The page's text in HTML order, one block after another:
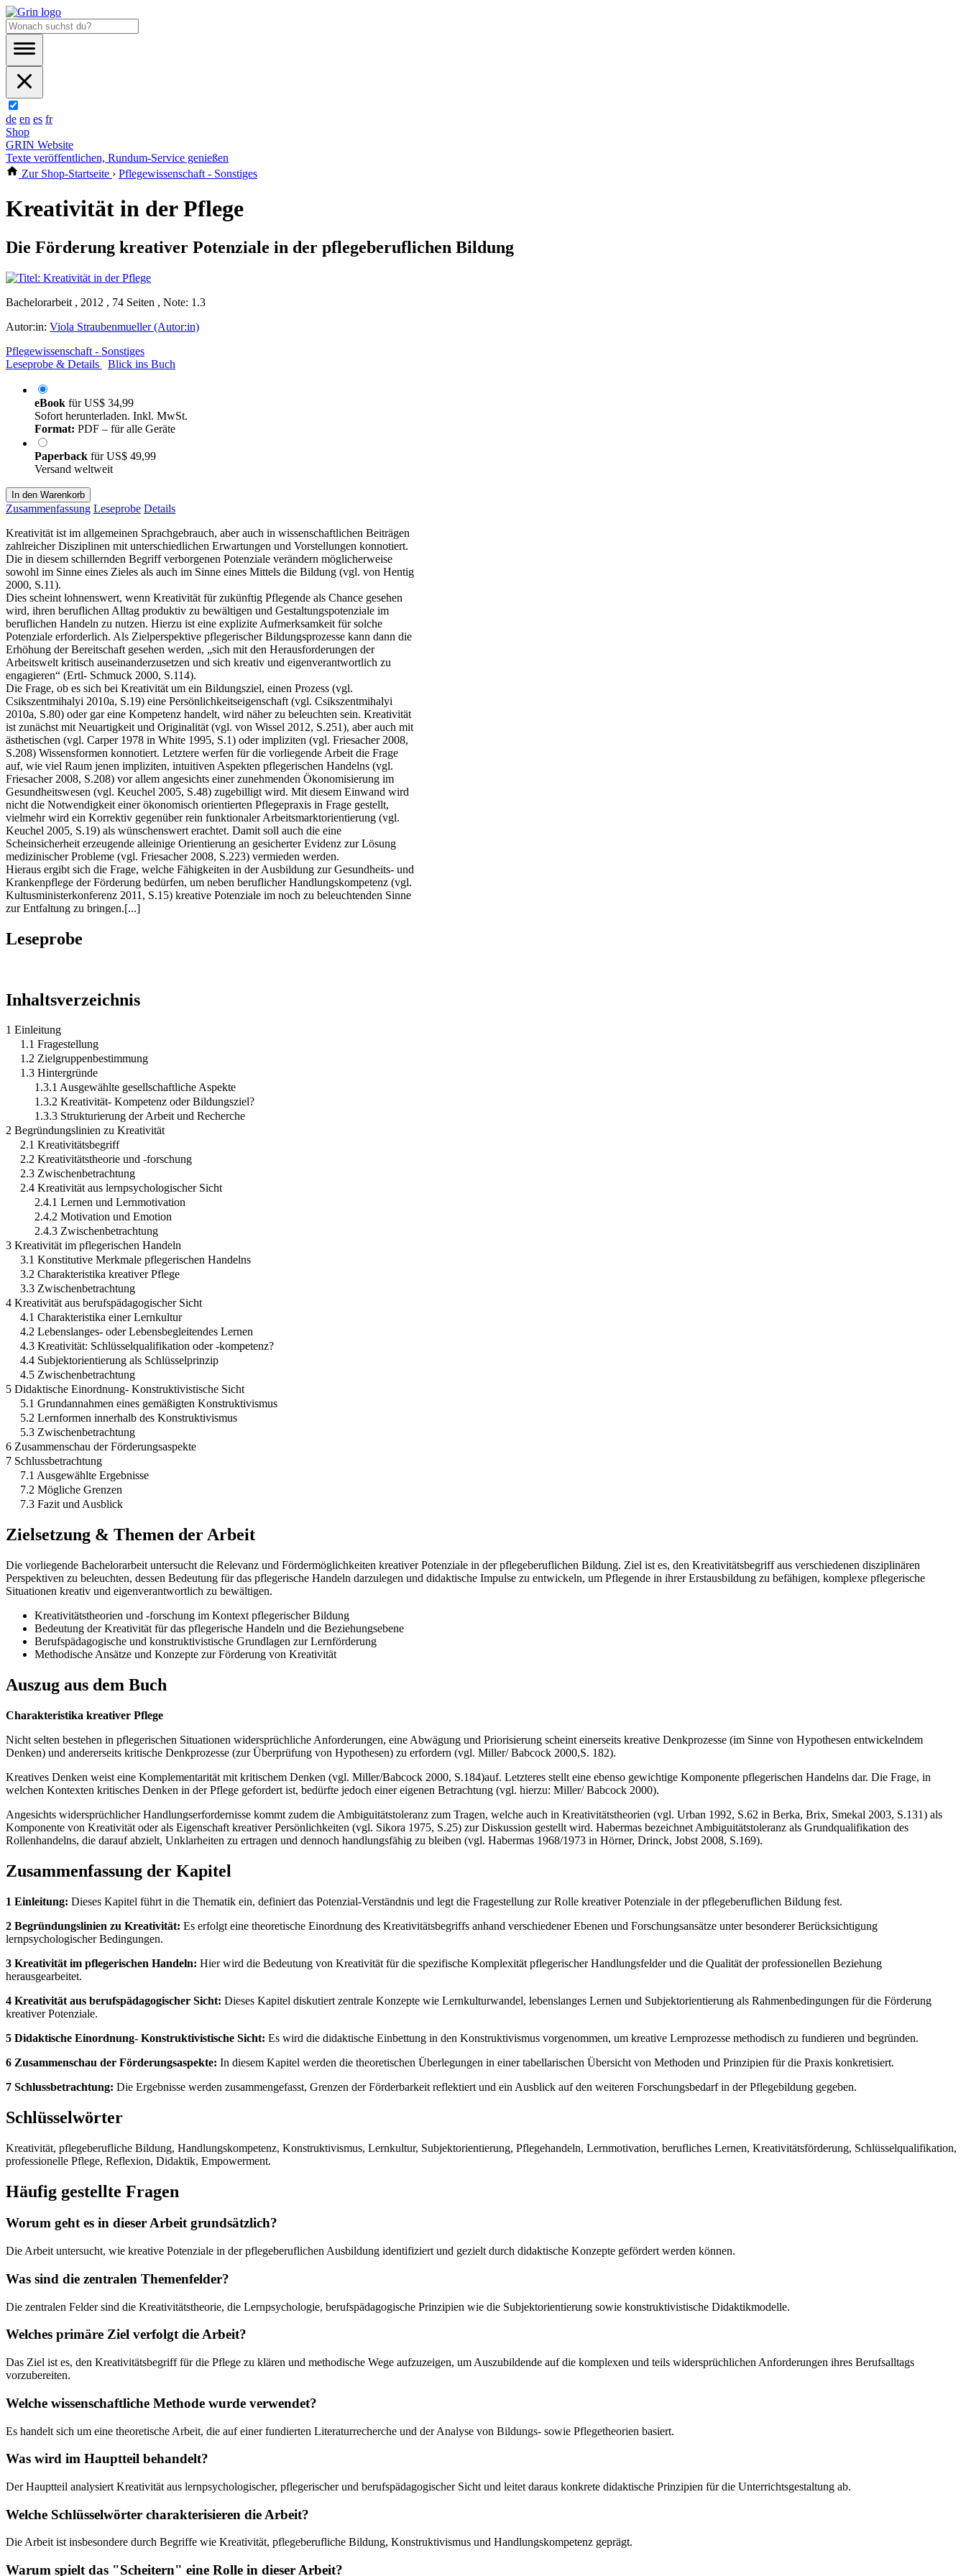
de en es fr
Shop
GRIN Website
Texte veröffentlichen, Rundum-Service genießen
Zur Shop-Startseite › Pflegewissenschaft - Sonstiges
Kreativität in der Pflege
Die Förderung kreativer Potenziale in der pflegeberuflichen Bildung
Bachelorarbeit , 2012 , 74 Seiten , Note: 1.3
Autor:in: Viola Straubenmueller (Autor:in)
Pflegewissenschaft - Sonstiges
Leseprobe & Details
Blick ins Buch
eBook fürUS$ 34,99
Sofort herunterladen. Inkl. MwSt.
Format: PDF – für alle Geräte
Paperback fürUS$ 49,99
Versand weltweit
In den Warenkorb
Zusammenfassung Leseprobe Details
Kreativität ist im allgemeinen Sprachgebrauch, aber auch in wissenschaftlichen Beiträgen
zahlreicher Disziplinen mit unterschiedlichen Erwartungen und Vorstellungen konnotiert.
Die in diesem schillernden Begriff verborgenen Potenziale verändern möglicherweise
sowohl im Sinne eines Zieles als auch im Sinne eines Mittels die Bildung (vgl. von Hentig
2000, S.11).
Dies scheint lohnenswert, wenn Kreativität für zukünftig Pflegende als Chance gesehen
wird, ihren beruflichen Alltag produktiv zu bewältigen und Gestaltungspotenziale im
beruflichen Handeln zu nutzen. Hierzu ist eine explizite Aufmerksamkeit für solche
Potenziale erforderlich. Als Zielperspektive pflegerischer Bildungsprozesse kann dann die
Erhöhung der Bereitschaft gesehen werden, „sich mit den Herausforderungen der
Arbeitswelt kritisch auseinanderzusetzen und sich kreativ und eigenverantwortlich zu
engagieren“ (Ertl- Schmuck 2000, S.114).
Die Frage, ob es sich bei Kreativität um ein Bildungsziel, einen Prozess (vgl.
Csikszentmihalyi 2010a, S.19) eine Persönlichkeitseigenschaft (vgl. Csikszentmihalyi
2010a, S.80) oder gar eine Kompetenz handelt, wird näher zu beleuchten sein. Kreativität
ist zunächst mit Neuartigkeit und Originalität (vgl. von Wissel 2012, S.251), aber auch mit
ästhetischen (vgl. Carper 1978 in White 1995, S.1) oder impliziten (vgl. Friesacher 2008,
S.208) Wissensformen konnotiert. Letztere werfen für die vorliegende Arbeit die Frage
auf, wie viel Raum jenen impliziten, intuitiven Aspekten pflegerischen Handelns (vgl.
Friesacher 2008, S.208) vor allem angesichts einer zunehmenden Ökonomisierung im
Gesundheitswesen (vgl. Keuchel 2005, S.48) zugebilligt wird. Mit diesem Einwand wird
nicht die Notwendigkeit einer ökonomisch orientierten Pflegepraxis in Frage gestellt,
vielmehr wird ein Korrektiv gegenüber rein funktionaler Arbeitsmarktorientierung (vgl.
Keuchel 2005, S.19) als wünschenswert erachtet. Damit soll auch die eine
Scheinsicherheit erzeugende alleinige Orientierung an gesicherter Evidenz zur Lösung
medizinischer Probleme (vgl. Friesacher 2008, S.223) vermieden werden.
Hieraus ergibt sich die Frage, welche Fähigkeiten in der Ausbildung zur Gesundheits- und
Krankenpflege der Förderung bedürfen, um neben beruflicher Handlungskompetenz (vgl.
Kultusministerkonferenz 2011, S.15) kreative Potenziale im noch zu beleuchtenden Sinne
zur Entfaltung zu bringen.[...]
Leseprobe
Inhaltsverzeichnis
1 Einleitung
1.1 Fragestellung
1.2 Zielgruppenbestimmung
1.3 Hintergründe
1.3.1 Ausgewählte gesellschaftliche Aspekte
1.3.2 Kreativität- Kompetenz oder Bildungsziel?
1.3.3 Strukturierung der Arbeit und Recherche
2 Begründungslinien zu Kreativität
2.1 Kreativitätsbegriff
2.2 Kreativitätstheorie und -forschung
2.3 Zwischenbetrachtung
2.4 Kreativität aus lernpsychologischer Sicht
2.4.1 Lernen und Lernmotivation
2.4.2 Motivation und Emotion
2.4.3 Zwischenbetrachtung
3 Kreativität im pflegerischen Handeln
3.1 Konstitutive Merkmale pflegerischen Handelns
3.2 Charakteristika kreativer Pflege
3.3 Zwischenbetrachtung
4 Kreativität aus berufspädagogischer Sicht
4.1 Charakteristika einer Lernkultur
4.2 Lebenslanges- oder Lebensbegleitendes Lernen
4.3 Kreativität: Schlüsselqualifikation oder -kompetenz?
4.4 Subjektorientierung als Schlüsselprinzip
4.5 Zwischenbetrachtung
5 Didaktische Einordnung- Konstruktivistische Sicht
5.1 Grundannahmen eines gemäßigten Konstruktivismus
5.2 Lernformen innerhalb des Konstruktivismus
5.3 Zwischenbetrachtung
6 Zusammenschau der Förderungsaspekte
7 Schlussbetrachtung
7.1 Ausgewählte Ergebnisse
7.2 Mögliche Grenzen
7.3 Fazit und Ausblick
Zielsetzung & Themen der Arbeit
Die vorliegende Bachelorarbeit untersucht die Relevanz und Fördermöglichkeiten kreativer Potenziale in der pflegeberuflichen Bildung. Ziel ist es, den Kreativitätsbegriff aus verschiedenen disziplinären
Perspektiven zu beleuchten, dessen Bedeutung für das pflegerische Handeln darzulegen und didaktische Impulse zu entwickeln, um Pflegende in ihrer Erstausbildung zu befähigen, komplexe pflegerische
Situationen kreativ und eigenverantwortlich zu bewältigen.
Kreativitätstheorien und -forschung im Kontext pflegerischer Bildung
Bedeutung der Kreativität für das pflegerische Handeln und die Beziehungsebene
Berufspädagogische und konstruktivistische Grundlagen zur Lernförderung
Methodische Ansätze und Konzepte zur Förderung von Kreativität
Auszug aus dem Buch
Charakteristika kreativer Pflege
Nicht selten bestehen in pflegerischen Situationen widersprüchliche Anforderungen, eine Abwägung und Priorisierung scheint einerseits kreative Denkprozesse (im Sinne von Hypothesen entwickelndem
Denken) und andererseits kritische Denkprozesse (zur Überprüfung von Hypothesen) zu erfordern (vgl. Miller/ Babcock 2000,S. 182).
Kreatives Denken weist eine Komplementarität mit kritischem Denken (vgl. Miller/Babcock 2000, S.184)auf. Letzteres stellt eine ebenso gewichtige Komponente pflegerischen Handelns dar. Die Frage, in
welchen Kontexten kritisches Denken in der Pflege gefordert ist, bedürfte jedoch einer eigenen Betrachtung (vgl. hierzu: Miller/ Babcock 2000).
Angesichts widersprüchlicher Handlungserfordernisse kommt zudem die Ambiguitätstoleranz zum Tragen, welche auch in Kreativitätstheorien (vgl. Urban 1992, S.62 in Berka, Brix, Smekal 2003, S.131) als
Komponente von Kreativität oder als Eigenschaft kreativer Persönlichkeiten (vgl. Sikora 1975, S.25) zur Diskussion gestellt wird. Habermas bezeichnet Ambiguitätstoleranz als Grundqualifikation des
Rollenhandelns, die darauf abzielt, Unklarheiten zu ertragen und dennoch handlungsfähig zu bleiben (vgl. Habermas 1968/1973 in Hörner, Drinck, Jobst 2008, S.169).
Zusammenfassung der Kapitel
1 Einleitung: Dieses Kapitel führt in die Thematik ein, definiert das Potenzial-Verständnis und legt die Fragestellung zur Rolle kreativer Potenziale in der pflegeberuflichen Bildung fest.
2 Begründungslinien zu Kreativität: Es erfolgt eine theoretische Einordnung des Kreativitätsbegriffs anhand verschiedener Ebenen und Forschungsansätze unter besonderer Berücksichtigung
lernpsychologischer Bedingungen.
3 Kreativität im pflegerischen Handeln: Hier wird die Bedeutung von Kreativität für die spezifische Komplexität pflegerischer Handlungsfelder und die Qualität der professionellen Beziehung
herausgearbeitet.
4 Kreativität aus berufspädagogischer Sicht: Dieses Kapitel diskutiert zentrale Konzepte wie Lernkulturwandel, lebenslanges Lernen und Subjektorientierung als Rahmenbedingungen für die Förderung
kreativer Potenziale.
5 Didaktische Einordnung- Konstruktivistische Sicht: Es wird die didaktische Einbettung in den Konstruktivismus vorgenommen, um kreative Lernprozesse methodisch zu fundieren und begründen.
6 Zusammenschau der Förderungsaspekte: In diesem Kapitel werden die theoretischen Überlegungen in einer tabellarischen Übersicht von Methoden und Prinzipien für die Praxis konkretisiert.
7 Schlussbetrachtung: Die Ergebnisse werden zusammengefasst, Grenzen der Förderbarkeit reflektiert und ein Ausblick auf den weiteren Forschungsbedarf in der Pflegebildung gegeben.
Schlüsselwörter
Kreativität, pflegeberufliche Bildung, Handlungskompetenz, Konstruktivismus, Lernkultur, Subjektorientierung, Pflegehandeln, Lernmotivation, berufliches Lernen, Kreativitätsförderung, Schlüsselqualifikation,
professionelle Pflege, Reflexion, Didaktik, Empowerment.
Häufig gestellte Fragen
Worum geht es in dieser Arbeit grundsätzlich?
Die Arbeit untersucht, wie kreative Potenziale in der pflegeberuflichen Ausbildung identifiziert und gezielt durch didaktische Konzepte gefördert werden können.
Was sind die zentralen Themenfelder?
Die zentralen Felder sind die Kreativitätstheorie, die Lernpsychologie, berufspädagogische Prinzipien wie die Subjektorientierung sowie konstruktivistische Didaktikmodelle.
Welches primäre Ziel verfolgt die Arbeit?
Das Ziel ist es, den Kreativitätsbegriff für die Pflege zu klären und methodische Wege aufzuzeigen, um Auszubildende auf die komplexen und teils widersprüchlichen Anforderungen ihres Berufsalltags
vorzubereiten.
Welche wissenschaftliche Methode wurde verwendet?
Es handelt sich um eine theoretische Arbeit, die auf einer fundierten Literaturrecherche und der Analyse von Bildungs- sowie Pflegetheorien basiert.
Was wird im Hauptteil behandelt?
Der Hauptteil analysiert Kreativität aus lernpsychologischer, pflegerischer und berufspädagogischer Sicht und leitet daraus konkrete didaktische Prinzipien für die Unterrichtsgestaltung ab.
Welche Schlüsselwörter charakterisieren die Arbeit?
Die Arbeit ist insbesondere durch Begriffe wie Kreativität, pflegeberufliche Bildung, Konstruktivismus und Handlungskompetenz geprägt.
Warum spielt das "Scheitern" eine Rolle in dieser Arbeit?